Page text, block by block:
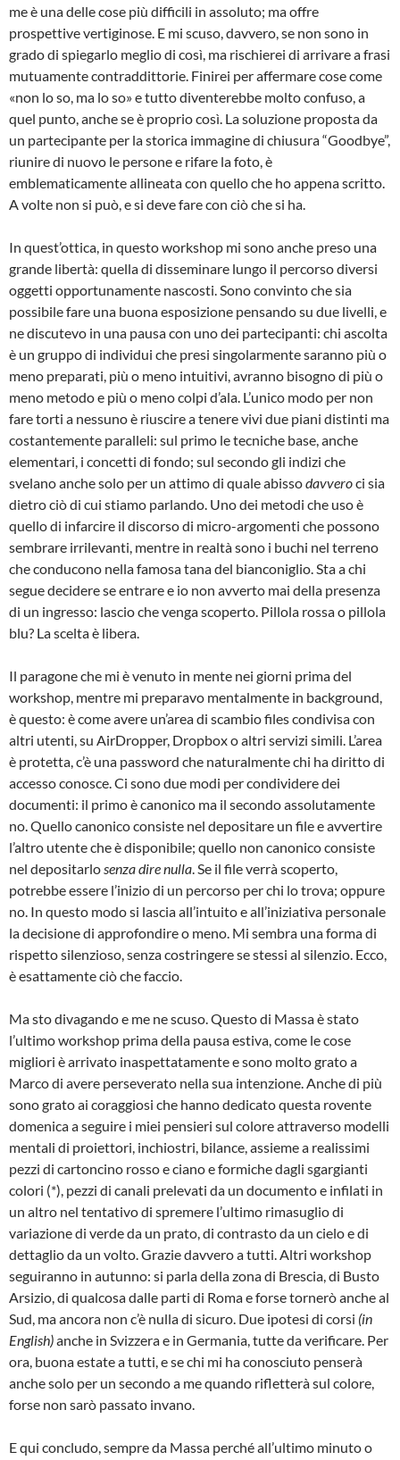
me è una delle cose più difficili in assoluto; ma offre
prospettive vertiginose. E mi scuso, davvero, se non sono in
grado di spiegarlo meglio di così, ma rischierei di arrivare a frasi
mutuamente contraddittorie. Finirei per affermare cose come
«non lo so, ma lo so» e tutto diventerebbe molto confuso, a
quel punto, anche se è proprio così. La soluzione proposta da
un partecipante per la storica immagine di chiusura “Goodbye”,
riunire di nuovo le persone e rifare la foto, è
emblematicamente allineata con quello che ho appena scritto.
A volte non si può, e si deve fare con ciò che si ha.
In quest’ottica, in questo workshop mi sono anche preso una
grande libertà: quella di disseminare lungo il percorso diversi
oggetti opportunamente nascosti. Sono convinto che sia
possibile fare una buona esposizione pensando su due livelli, e
ne discutevo in una pausa con uno dei partecipanti: chi ascolta
è un gruppo di individui che presi singolarmente saranno più o
meno preparati, più o meno intuitivi, avranno bisogno di più o
meno metodo e più o meno colpi d’ala. L’unico modo per non
fare torti a nessuno è riuscire a tenere vivi due piani distinti ma
costantemente paralleli: sul primo le tecniche base, anche
elementari, i concetti di fondo; sul secondo gli indizi che
svelano anche solo per un attimo di quale abissodavveroci sia
dietro ciò di cui stiamo parlando. Uno dei metodi che uso è
quello di infarcire il discorso di micro-argomenti che possono
sembrare irrilevanti, mentre in realtà sono i buchi nel terreno
che conducono nella famosa tana del bianconiglio. Sta a chi
segue decidere se entrare e io non avverto mai della presenza
di un ingresso: lascio che venga scoperto. Pillola rossa o pillola
blu? La scelta è libera.
Il paragone che mi è venuto in mente nei giorni prima del
workshop, mentre mi preparavo mentalmente in background,
è questo: è come avere un’area di scambio files condivisa con
altri utenti, su AirDropper, Dropbox o altri servizi simili. L’area
è protetta, c’è una password che naturalmente chi ha diritto di
accesso conosce. Ci sono due modi per condividere dei
documenti: il primo è canonico ma il secondo assolutamente
no. Quello canonico consiste nel depositare un file e avvertire
l’altro utente che è disponibile; quello non canonico consiste
nel depositarlosenza dire nulla. Se il file verrà scoperto,
potrebbe essere l’inizio di un percorso per chi lo trova; oppure
no. In questo modo si lascia all’intuito e all’iniziativa personale
la decisione di approfondire o meno. Mi sembra una forma di
rispetto silenzioso, senza costringere se stessi al silenzio. Ecco,
è esattamente ciò che faccio.
Ma sto divagando e me ne scuso. Questo di Massa è stato
l’ultimo workshop prima della pausa estiva, come le cose
migliori è arrivato inaspettatamente e sono molto grato a
Marco di avere perseverato nella sua intenzione. Anche di più
sono grato ai coraggiosi che hanno dedicato questa rovente
domenica a seguire i miei pensieri sul colore attraverso modelli
mentali di proiettori, inchiostri, bilance, assieme a realissimi
pezzi di cartoncino rosso e ciano e formiche dagli sgargianti
colori (*), pezzi di canali prelevati da un documento e infilati in
un altro nel tentativo di spremere l’ultimo rimasuglio di
variazione di verde da un prato, di contrasto da un cielo e di
dettaglio da un volto. Grazie davvero a tutti. Altri workshop
seguiranno in autunno: si parla della zona di Brescia, di Busto
Arsizio, di qualcosa dalle parti di Roma e forse tornerò anche al
Sud, ma ancora non c’è nulla di sicuro. Due ipotesi di corsi (in
English)anche in Svizzera e in Germania, tutte da verificare. Per
ora, buona estate a tutti, e se chi mi ha conosciuto penserà
anche solo per un secondo a me quando rifletterà sul colore,
forse non sarò passato invano.
E qui concludo, sempre da Massa perché all’ultimo minuto o